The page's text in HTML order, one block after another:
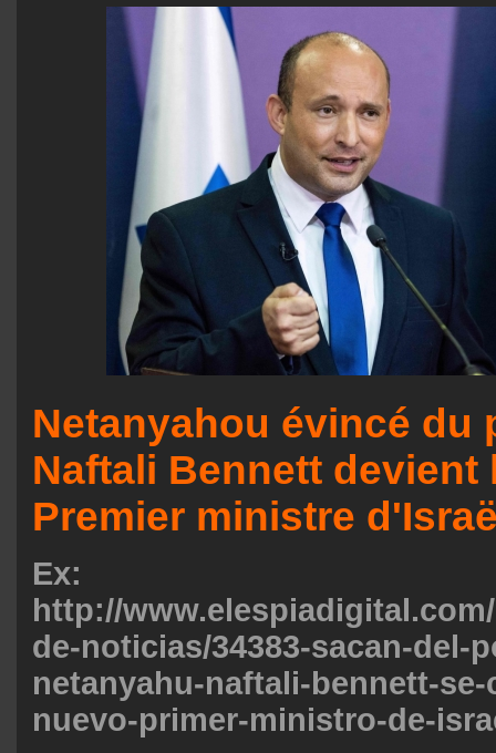
Netanyahou évincé du
Naftali Bennett devient
Premier ministre
Ex:
http://
de-noticias/34383-sacan-del-
netanyahu-naftali-bennett-
nuevo-primer-ministro-de-